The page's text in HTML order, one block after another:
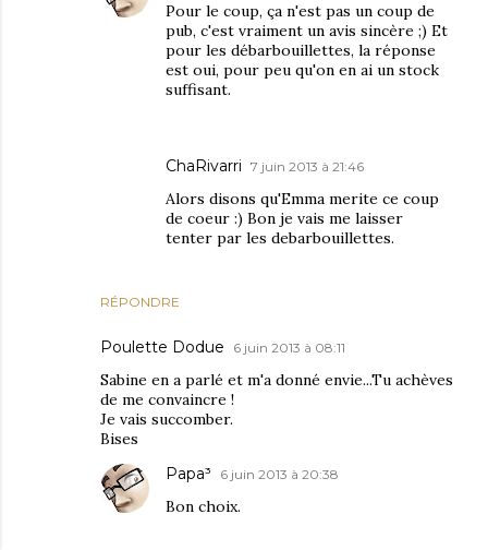
RÉPONDRE
Pour le coup, ça n'est pas un coup de
pub, c'est vraiment un avis sincère ;) Et
pour les débarbouillettes, la réponse
est oui, pour peu qu'on en ai un stock
suffisant.
ChaRivarri 7 juin 2013 à 21:46
Alors disons qu'Emma merite ce coup
de coeur :) Bon je vais me laisser
tenter par les debarbouillettes.
Poulette Dodue 6 juin 2013 à 08:11
Sabine en a parlé et m'a donné envie...Tu achèves
de me convaincre !
Je vais succomber.
Bises
Papa³
6 juin 2013 à 20:38
Bon choix.